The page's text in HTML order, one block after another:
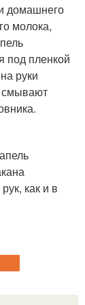
домашнего
молока,
под пленкой
руки
смывают
как и в